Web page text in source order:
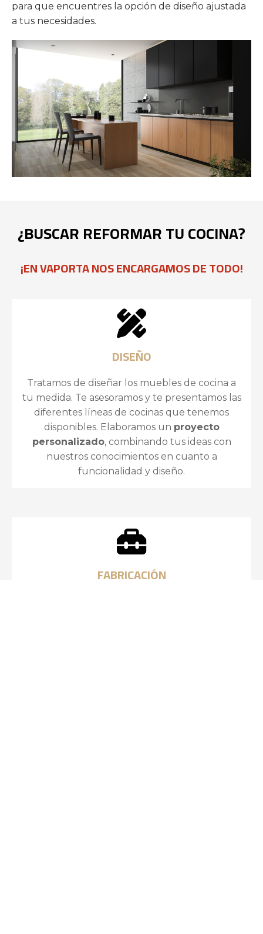
para que encuentres la opción de diseño ajustada
a tus necesidades.
¿BUSCAR REFORMARTU COCINA?
¡EN VAPORTA NOS ENCARGAMOS DE TODO!
DISEÑO
Tratamos de diseñar los muebles de cocina a
tu medida. Te asesoramos y te presentamos las
diferentes líneas de cocinas que tenemos
disponibles. Elaboramos un proyecto
personalizado, combinando tus ideas con
nuestros conocimientos en cuanto a
funcionalidad y diseño.
FABRICACIÓN